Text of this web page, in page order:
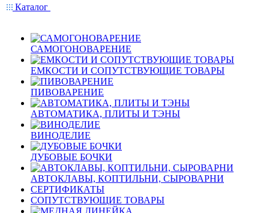
Каталог
САМОГОНОВАРЕНИЕ
ЕМКОСТИ И СОПУТСТВУЮЩИЕ ТОВАРЫ
ПИВОВАРЕНИЕ
АВТОМАТИКА, ПЛИТЫ И ТЭНЫ
ВИНОДЕЛИЕ
ДУБОВЫЕ БОЧКИ
АВТОКЛАВЫ, КОПТИЛЬНИ, СЫРОВАРНИ
СЕРТИФИКАТЫ
СОПУТСТВУЮЩИЕ ТОВАРЫ